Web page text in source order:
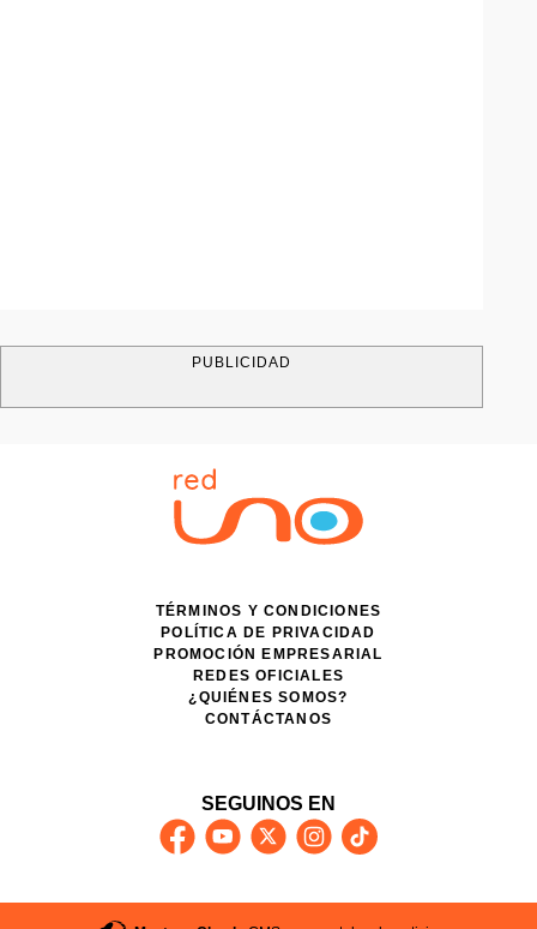
PUBLICIDAD
TÉRMINOS Y CONDICIONES
POLÍTICA DE PRIVACIDAD
PROMOCIÓN EMPRESARIAL
REDES OFICIALES
¿QUIÉNES SOMOS?
CONTÁCTANOS
SEGUINOS EN